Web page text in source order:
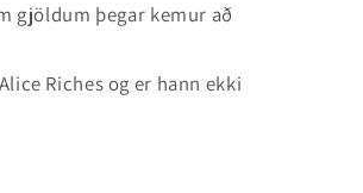
gjöldum þegar kemur að
Riches og er hann ekki